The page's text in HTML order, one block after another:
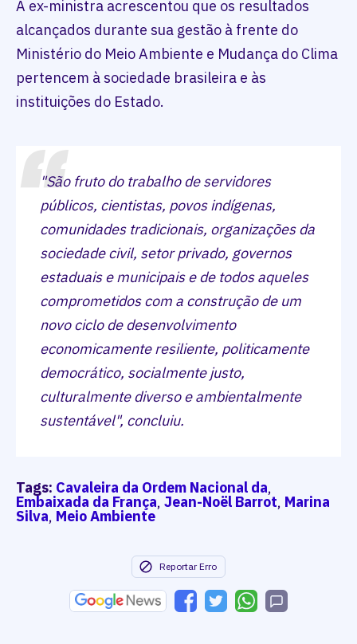
A ex-ministra acrescentou que os resultados
alcançados durante sua gestão à frente do
Ministério do Meio Ambiente e Mudança do Clima
pertencem à sociedade brasileira e às
instituições do Estado.
"São fruto do trabalho de servidores
públicos, cientistas, povos indígenas,
comunidades tradicionais, organizações da
sociedade civil, setor privado, governos
estaduais e municipais e de todos aqueles
comprometidos com a construção de um
novo ciclo de desenvolvimento
economicamente resiliente, politicamente
democrático, socialmente justo,
culturalmente diverso e ambientalmente
sustentável", concluiu.
Tags: Cavaleira da Ordem Nacional da,
Embaixada da França, Jean-Noël Barrot, Marina
Silva, Meio Ambiente
Reportar Erro